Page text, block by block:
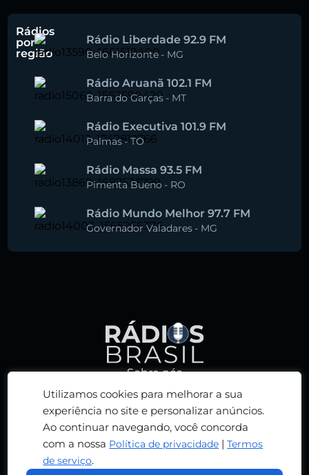
Utilizamos cookies para melhorar a sua
experiência no site e personalizar anúncios.
Ao continuar navegando, você concorda
com a nossa Política de privacidade |Termos
de serviço.
Rádios
por
região
Rádio Liberdade 92.9 FM
Belo Horizonte - MG
Rádio Aruanã 102.1 FM
Barra do Garças - MT
Rádio Executiva 101.9 FM
Palmas-TO
Rádio Massa 93.5 FM
Pimenta Bueno - RO
Rádio Mundo Melhor 97.7 FM
Governador Valadares - MG
Sobre nós
Política de privacidade
Termos de serviço
Adicionar rádio
Contato
© 2026 RÁDIOS BRASIL. TODOS OS DIREITOS
RESERVADOS. DESENVOLVIDO PORRN DESIGN